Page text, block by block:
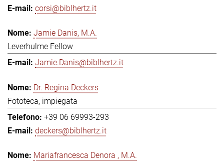
corsi@biblhertz.it
Jamie Danis, M.A.
Leverhulme Fellow
Jamie.Danis@biblhertz.it
Dr. Regina Deckers
Fototeca, impiegata
+39 06 69993-293
deckers@biblhertz.it
Mariafrancesca Denora , M.A.